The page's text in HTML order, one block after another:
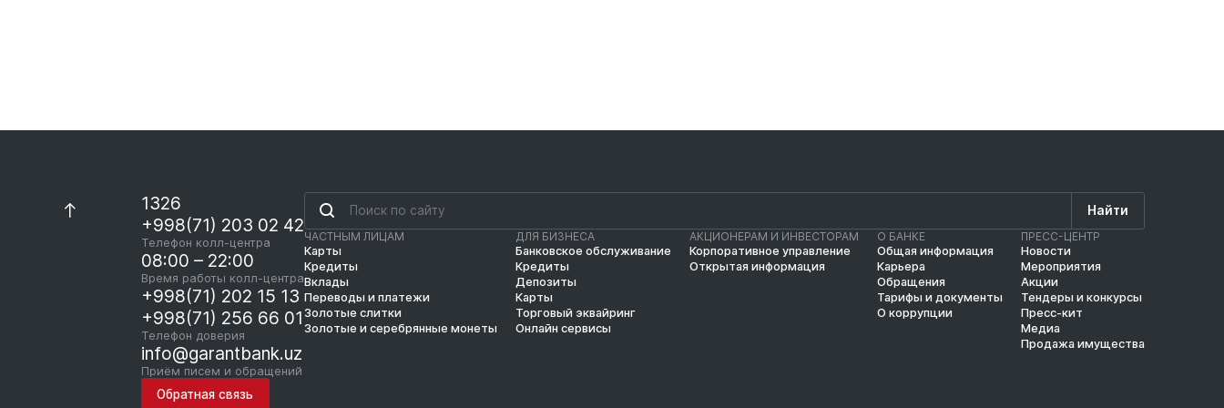
1326
+998(71) 203 02 42
Телефон колл-центра
08:00 – 22:00
Время работы колл-центра
+998(71) 202 15 13
+998(71) 256 66 01
Телефон доверия
info@garantbank.uz
Приём писем и обращений
Обратная связь
Найти
ЧАСТНЫМ ЛИЦАМ
Карты
Кредиты
Вклады
Переводы и платежи
Золотые слитки
Золотые и серебрянные монеты
ДЛЯ БИЗНЕСА
Банковское обслуживание
Кредиты
Депозиты
Карты
Торговый эквайринг
Онлайн сервисы
АКЦИОНЕРАМ И ИНВЕСТОРАМ
Корпоративное управление
Открытая информация
О БАНКЕ
Общая информация
Карьера
Обращения
Тарифы и документы
О коррупции
ПРЕСС-ЦЕНТР
Новости
Мероприятия
Акции
Тендеры и конкурсы
Пресс-кит
Медиа
Продажа имущества